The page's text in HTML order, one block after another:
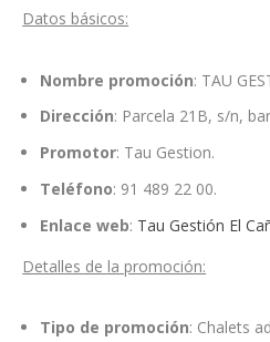
Datos básicos:
Nombre promoción: TAU
Dirección: Parcela 21B, s/n,
Promotor: Tau Gestion.
Teléfono: 91 489 22 00.
Enlace web: Tau Gestión El
Detalles de la promoción:
Tipo de promoción: Chalets